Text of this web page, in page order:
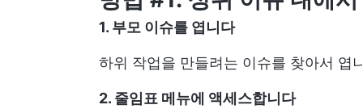
1. 부모 이슈를 엽니다
하위 작업을 만들려는 이슈를 찾아서 엽
2. 줄임표 메뉴에 액세스합니다